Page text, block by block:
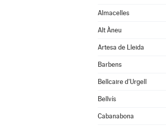
Almacelles
Alt Àneu
Artesa de Lleida
Barbens
Bellcaire d'Urgell
Bellvís
Cabanabona